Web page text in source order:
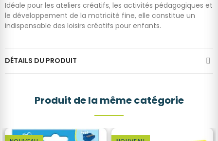
Idéale pour les ateliers créatifs, les activités pédagogiques et
le développement de la motricité fine, elle constitue un
indispensable des loisirs créatifs pour enfants.
DÉTAILS DU PRODUIT
Produit de la même catégorie